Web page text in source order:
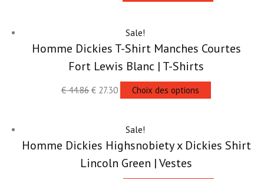
Sale!
Homme Dickies T-Shirt Manches Courtes
Fort Lewis Blanc | T-Shirts
€44.86 € 27.30 Choix des options
Sale!
Homme Dickies Highsnobiety x Dickies Shirt
Lincoln Green | Vestes